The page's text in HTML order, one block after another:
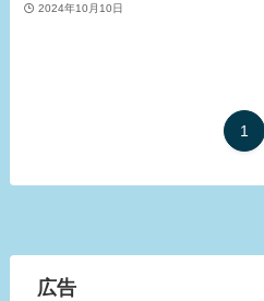
2024年10月10日
1
広告